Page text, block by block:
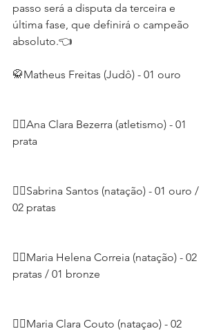
passo será a disputa da terceira e
última fase, que definirá o campeão
absoluto.👈
🥋Matheus Freitas (Judô) - 01 ouro
🏃‍♀️Ana Clara Bezerra (atletismo) - 01
prata
🏊‍♀️Sabrina Santos (natação) - 01 ouro /
02 pratas
🏊‍♀️Maria Helena Correia (natação) - 02
pratas / 01 bronze
🏊‍♀️Maria Clara Couto (nataçao) - 02